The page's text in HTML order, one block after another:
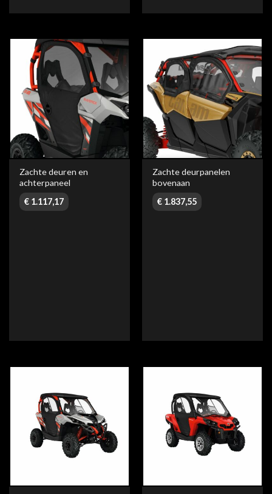
Zachte deuren en
achterpaneel
€1.117,17
Zachte deurpanelen
bovenaan
€1.837,55